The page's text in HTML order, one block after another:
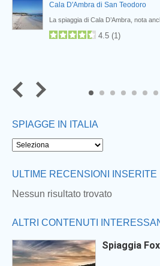
Cala D'Ambra di San Teodoro
La spiaggia di Cala D’Ambra, nota
4.5 (1)
8
SPIAGGE IN ITALIA
ULTIME RECENSIONI INSERITE
Nessun risultato trovato
ALTRI CONTENUTI
Spiaggia